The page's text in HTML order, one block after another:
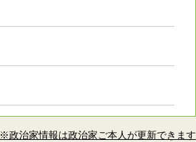
※政治家情報は政治家ご本人が更新できます